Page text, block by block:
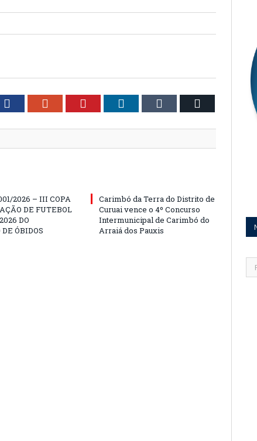
Facebook Google+ Pinterest LinkedIn Tumblr
2026 – III COPA
DE FUTEBOL
DO
ÓBIDOS
Carimbó da Terra do Distrito de
Curuai vence o 4º Concurso
Intermunicipal de Carimbó do
Arraiá dos Pauxis